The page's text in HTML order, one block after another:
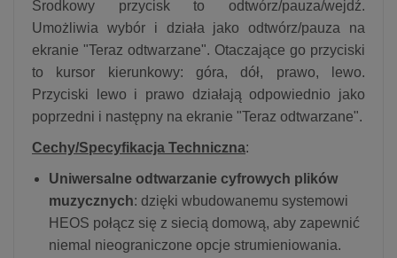
Środkowy przycisk to odtwórz/pauza/wejdź.
Umożliwia wybór i działa jako odtwórz/pauza na
ekranie "Teraz odtwarzane". Otaczające go przyciski
to kursor kierunkowy: góra, dół, prawo, lewo.
Przyciski lewo i prawo działają odpowiednio jako
poprzedni i następny na ekranie "Teraz odtwarzane".
Cechy/Specyfikacja Techniczna:
Uniwersalne odtwarzanie cyfrowych plików
muzycznych: dzięki wbudowanemu systemowi
HEOS połącz się z siecią domową, aby zapewnić
niemal nieograniczone opcje strumieniowania.